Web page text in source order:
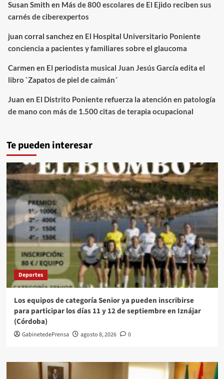
Susan Smith en Más de 800 escolares de El Ejido reciben sus
carnés de ciberexpertos
juan corral sanchezen El Hospital Universitario Poniente
conciencia a pacientes y familiares sobre el glaucoma
Carmen en El periodista musical Juan Jesús García edita el
libro `Zapatos de piel de caimán´
Juan en El Distrito Poniente refuerza la atención en patología
de mano con más de 1.500 citas de terapia ocupacional
Te pueden interesar
Deportes
Los equipos de categoría Senior ya pueden inscribirse
para participar los días 11 y 12 de septiembre en Iznájar
(Córdoba)
GabinetedePrensa agosto 8, 2026 0